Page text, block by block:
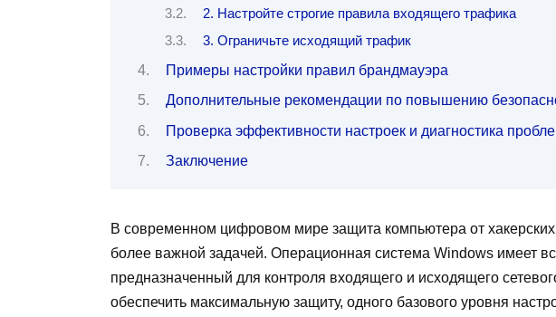
2. Настройте строгие правила входящего трафика
3. Ограничьте исходящий трафик
Примеры настройки правил брандмауэра
Дополнительные рекомендации по повышению
Проверка эффективности настроек и диагностика
Заключение
В современном цифровом мире защита компьютера от хакерских
более важной задачей. Операционная система Windows имеет
предназначенный для контроля входящего и исходящего
обеспечить максимальную защиту, одного базового уровня